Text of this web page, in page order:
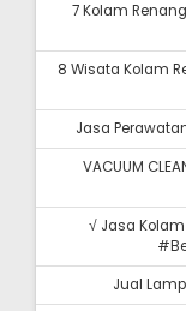
7 Kolam
8 Wisata Kolam
Jasa
VACUUM
√ Jasa
Jual